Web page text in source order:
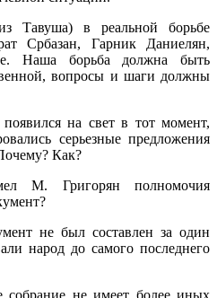
Тавуша) в реальной борьбе
Србазан, Гарник Даниелян,
Наша борьба должна быть
вопросы и шаги должны
на свет в тот момент,
серьезные предложения
Как?
М. Григорян полномочия
не был составлен за один
народ до самого последнего